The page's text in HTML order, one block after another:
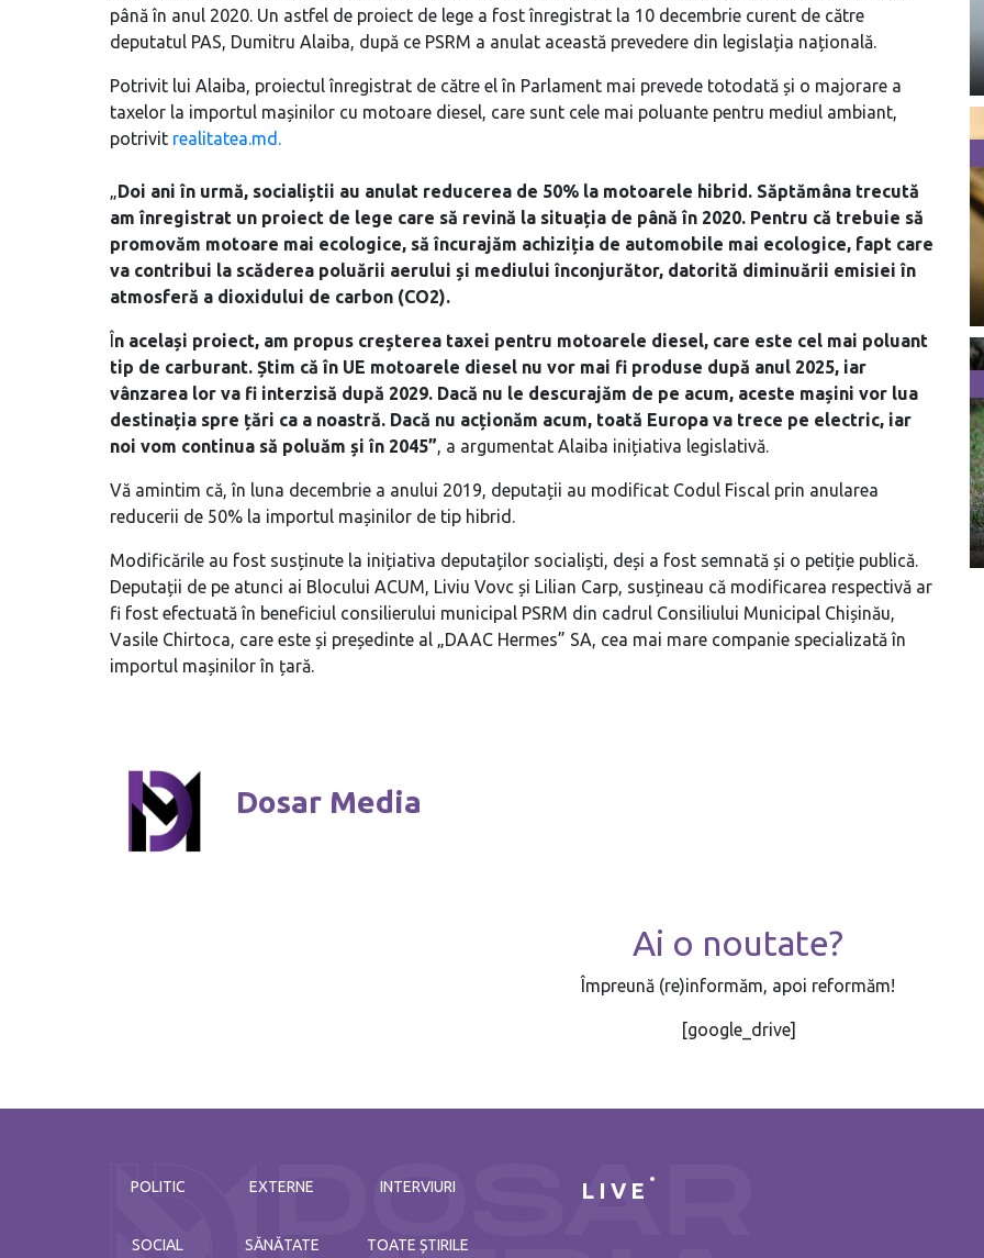
până în anul 2020. Un astfel de proiect de lege a fost înregistrat la 10 decembrie curent de către
deputatul PAS, Dumitru Alaiba, după ce PSRM a anulat această prevedere din legislația națională.
Potrivit lui Alaiba, proiectul înregistrat de către el în Parlament mai prevede totodată și o majorare a
taxelor la importul mașinilor cu motoare diesel, care sunt cele mai poluante pentru mediul ambiant,
potrivit realitatea.md.
„Doi ani în urmă, socialiștii au anulat reducerea de 50% la motoarele hibrid. Săptămâna trecută
am înregistrat un proiect de lege care să revină la situația de până în 2020. Pentru că trebuie să
promovăm motoare mai ecologice, să încurajăm achiziția de automobile mai ecologice, fapt care
va contribui la scăderea poluării aerului și mediului înconjurător, datorită diminuării emisiei în
atmosferă a dioxidului de carbon (CO2).
În același proiect, am propus creșterea taxei pentru motoarele diesel, care este cel mai poluant
tip de carburant. Știm că în UE motoarele diesel nu vor mai fi produse după anul 2025, iar
vânzarea lor va fi interzisă după 2029. Dacă nu le descurajăm de pe acum, aceste mașini vor lua
destinația spre țări ca a noastră. Dacă nu acționăm acum, toată Europa va trece pe electric, iar
noi vom continua să poluăm și în 2045”, a argumentat Alaiba inițiativa legislativă.
Vă amintim că, în luna decembrie a anului 2019, deputații au modificat Codul Fiscal prin anularea
reducerii de 50% la importul mașinilor de tip hibrid.
Modificările au fost susținute la inițiativa deputaților socialiști, deși a fost semnată și o petiție publică.
Deputații de pe atunci ai Blocului ACUM, Liviu Vovc și Lilian Carp, susțineau că modificarea respectivă ar
fi fost efectuată în beneficiul consilierului municipal PSRM din cadrul Consiliului Municipal Chișinău,
Vasile Chirtoca, care este și președinte al „DAAC Hermes” SA, cea mai mare companie specializată în
importul mașinilor în țară.
Dosar Media
Ai o noutate?
Împreună (re)informăm, apoi reformăm!
[google_drive]
POLITIC
SOCIAL
EXTERNE
SĂNĂTATE
INTERVIURI
TOATE ȘTIRILE
LIVE